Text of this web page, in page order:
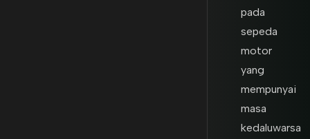
pada
sepeda
motor
yang
mempunyai
masa
kedaluwarsa